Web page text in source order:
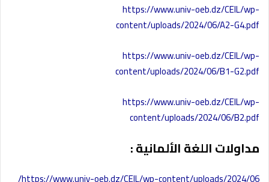
https://www.univ-oeb.dz/CEIL/wp-
content/uploads/2024/06/A2-G4.pdf
https://www.univ-oeb.dz/CEIL/wp-
content/uploads/2024/06/B1-G2.pdf
https://www.univ-oeb.dz/CEIL/wp-
content/uploads/2024/06/B2.pdf
مداولات اللغة الألمانية :